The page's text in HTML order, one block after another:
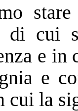
di cui
e in
e
cui la